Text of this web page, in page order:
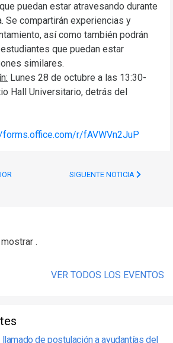
puedan estar atravesando durante
Se compartirán experiencias y
así como también podrán
que puedan estar
similares.
Lunes 28 de octubre a las 13:30-
Hall Universitario, detrás del
forms.office.com/r/fAVWVn2JuP
SIGUENTE NOTICIA
.
VER TODOS LOS EVENTOS
de postulación a ayudantías del